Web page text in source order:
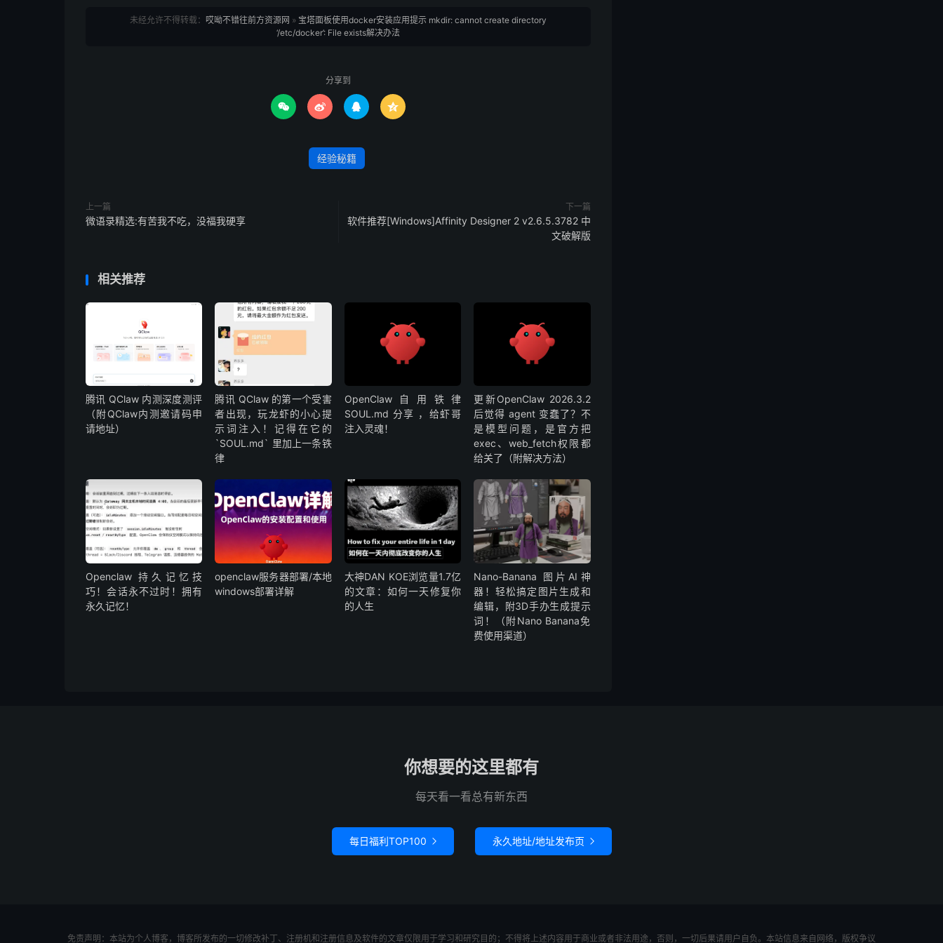
未经允许不得转载： 哎呦不错往前方资源网 » 宝塔面板使用docker安装应用提示 mkdir: cannot create directory
‘/etc/docker’: File exists解决办法
分享到
   
经验秘籍
上一篇
微语录精选:有苦我不吃，没福我硬享
下一篇
软件推荐[Windows]Affinity Designer 2 v2.6.5.3782 中
文破解版
相关推荐
腾讯 QClaw 内测深度测评
（附QClaw内测邀请码申
请地址）
腾讯 QClaw 的第一个受害
者出现，玩龙虾的小心提
示词注入！记得在它的
`SOUL.md` 里加上一条铁
律
OpenClaw自用铁律
SOUL.md 分享 ，给虾哥
注入灵魂！
更新OpenClaw 2026.3.2
后觉得 agent 变蠢了？不
是模型问题，是官方把
exec、web_fetch权限都
给关了（附解决方法）
Openclaw 持久记忆技
巧！会话永不过时！拥有
永久记忆！
openclaw服务器部署/本地
windows部署详解
大神DAN KOE浏览量1.7亿
的文章：如何一天修复你
的人生
Nano-Banana 图片AI神
器！轻松搞定图片生成和
编辑，附3D手办生成提示
词！（附Nano Banana免
费使用渠道）
你想要的这里都有
每天看一看总有新东西
每日福利TOP100  永久地址/地址发布页 
免责声明：本站为个人博客，博客所发布的一切修改补丁、注册机和注册信息及软件的文章仅限用于学习和研究目的；不得将上述内容用于商业或者非法用途，否则，一切后果请用户自负。本站信息来自网络，版权争议